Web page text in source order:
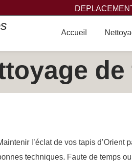
Accueil
l’éclat de vos tapis
techniques. Faute de temps